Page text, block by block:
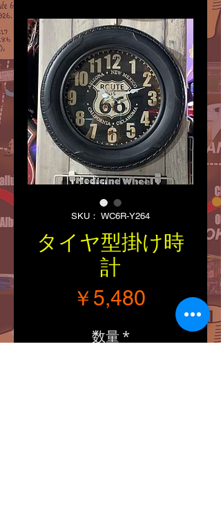
SKU： WC6R-Y264
タイヤ型掛け時
計
￥5,480価格
数量 *